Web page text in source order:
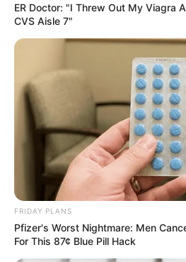
เรื่องที่ต้องระวัง 12 ราศี
นั
กอง
เนื้อหาที่ได้รับการโปรโมต
ER Doctor: "I Threw Out My Viagra
CVS Aisle 7"
FRIDAY PLANS
Pfizer's Worst Nightmare: Men
For This 87¢ Blue Pill Hack